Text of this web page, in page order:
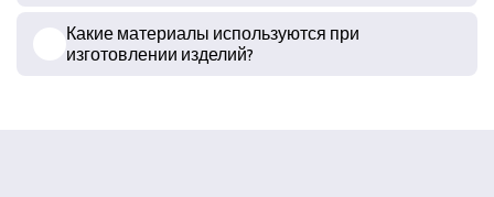
Какие материалы используются при
изготовлении изделий?